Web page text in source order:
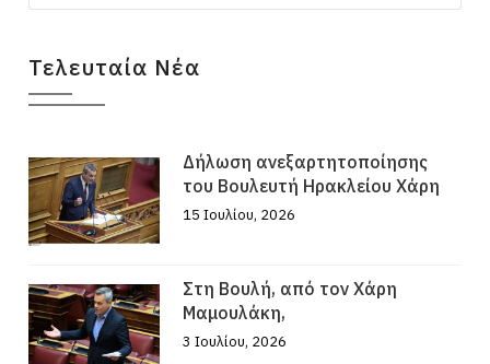
Τελευταία Νέα
Δήλωση ανεξαρτητοποίησης
του Βουλευτή Ηρακλείου Χάρη
15 Ιουλίου, 2026
Στη Βουλή, από τον Χάρη
Μαμουλάκη,
3 Ιουλίου, 2026